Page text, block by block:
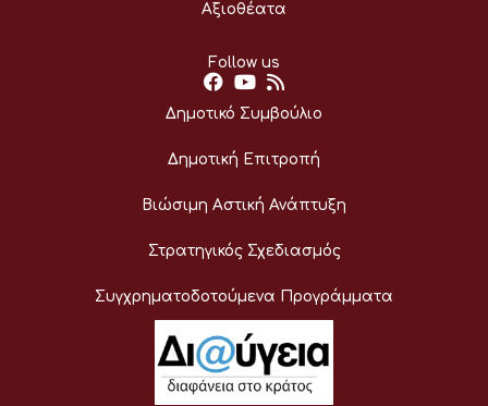
Αξιοθέατα
Follow us
Δημοτικό Συμβούλιο
Δημοτική Επιτροπή
Βιώσιμη Αστική Ανάπτυξη
Στρατηγικός Σχεδιασμός
Συγχρηματοδοτούμενα Προγράμματα